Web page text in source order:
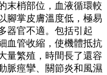
末梢部位，血液循環較
腳掌皮膚溫度低，極易
器官不適。包括引起
血管收縮，使機體抵抗
量繁殖，時間長了還容
脈痙攣、關節炎和風濕